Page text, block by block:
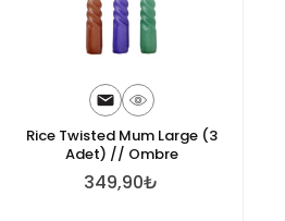
Rice Twisted Mum Large (3
Adet) // Ombre
349,90₺